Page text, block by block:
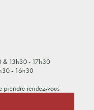
& 13h30 - 17h30
- 16h30
prendre rendez-vous